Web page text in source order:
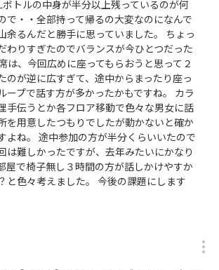
トルの中身が半分以上残っているのが何
で・・全部持って帰るの大変なのになんで
余るんだと勝手に思っていました。 ちょっ
わりすぎたのでバランスが今ひとつだった
は、今回広めに座ってもらおうと思って２
のが逆に広すぎて、途中からまったり座っ
ープで話す方が多かったかもですね。 カラ
手伝うとか各フロア移動で色々な男女に話
を用意したつもりでしたが動かないと確か
よね。 途中参加の方が半分くらいいたので
は難しかったですが、去年みたいにかなり
屋で椅子無し３時間の方が話しかけやすか
と色々考えました。 今後の課題にします